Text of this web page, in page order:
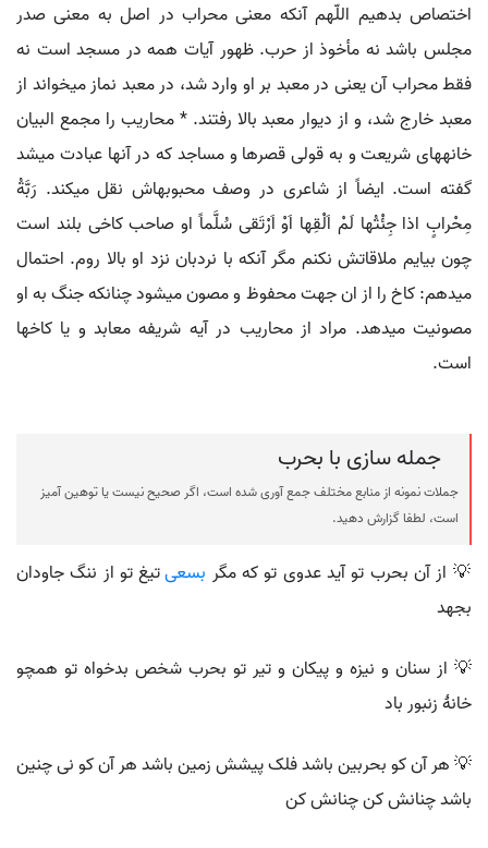
اختصاص بدهیم اللّهم آنکه معنی محراب در اصل به معنی صدر
مجلس باشد نه مأخوذ از حرب. ظهور آیات همه در مسجد است نه
فقط محراب آن یعنی در معبد بر او وارد شد، در معبد نماز می‏خواند از
معبد خارج شد، و از دیوار معبد بالا رفتند. * محاریب را مجمع البیان
خانه‏های شریعت و به قولی قصرها و مساجد که در آنها عبادت می‏شد
گفته است. ایضاً از شاعری در وصف محبوبه‏اش نقل می‏کند. رَبَّةُ
مِحْرابٍ اذا جِئْتُها لَمْ اَلْقِها اَوْ اَرْتَقی سُلَّماً او صاحب کاخی بلند است
چون بیایم ملاقاتش نکنم مگر آنکه با نردبان نزد او بالا روم. احتمال
می‏دهم: کاخ را از ان جهت محفوظ و مصون می‏شود چنانکه جنگ به او
مصونیت می‏دهد. مراد از محاریب در آیه شریفه معابد و یا کاخها
است.
جمله سازی با بحرب
جملات نمونه از منابع مختلف جمع آوری شده است، اگر صحیح نیست یا توهین آمیز
است، لطفا گزارش دهید.
💡 از آن بحرب تو آید عدوی تو که مگر بسعیتیغ تو از ننگ جاودان
بجهد
💡 از سنان و نیزه و پیکان و تیر تو بحرب شخص بدخواه تو همچو
خانهٔ زنبور باد
💡 هر آن کو بحربین باشد فلک پیشش زمین باشد هر آن کو نی چنین
باشد چنانش کن چنانش کن